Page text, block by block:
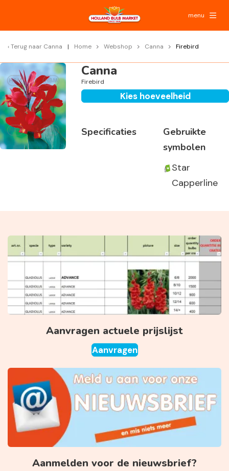
menu
Terug naar Canna Home Webshop Canna Firebird
Canna
Firebird
Kies hoeveelheid
Specificaties
Gebruikte
symbolen
Star
Capperline
Aanvragen actuele prijslijst
Aanvragen
Aanmelden voor de nieuwsbrief?